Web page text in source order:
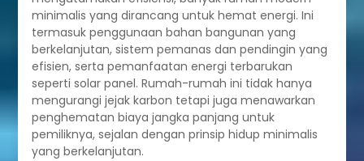
minimalis yang dirancang untuk hemat energi. Ini
termasuk penggunaan bahan bangunan yang
berkelanjutan, sistem pemanas dan pendingin yang
efisien, serta pemanfaatan energi terbarukan
seperti solar panel. Rumah-rumah ini tidak hanya
mengurangi jejak karbon tetapi juga menawarkan
penghematan biaya jangka panjang untuk
pemiliknya, sejalan dengan prinsip hidup minimalis
yang berkelanjutan.